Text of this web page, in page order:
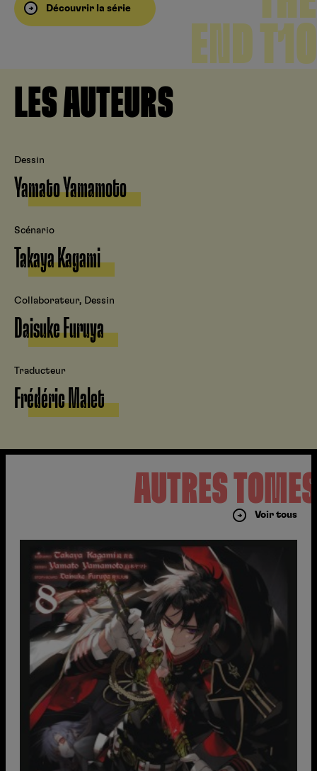
Découvrir la série
END T10
LES AUTEURS
Dessin
Yamato Yamamoto
Scénario
Takaya Kagami
Collaborateur, Dessin
Daisuke Furuya
Traducteur
Frédéric Malet
AUTRES
Voir tous